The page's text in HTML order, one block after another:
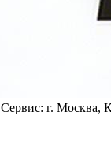
Сервис: г. Москва,